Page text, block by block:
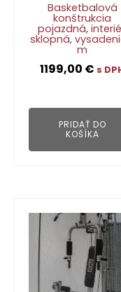
Basketbalová
konštrukcia
pojazdná,
sklopná,
m
1199,00 € s
PRIDAŤ DO
KOŠÍKA